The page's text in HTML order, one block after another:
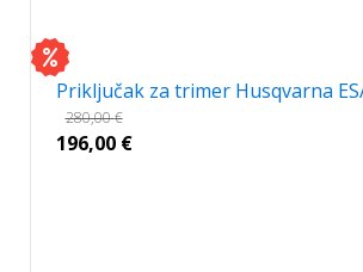
Priključak za trimer Husqvarna
280,00€
196,00 €